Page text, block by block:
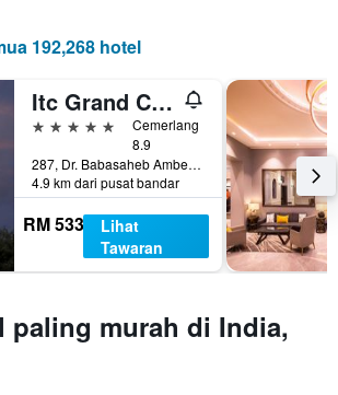
192,268 hotel
Itc Grand Central, A Luxury Collection Hotel, Mumbai
5 bintang
Cemerlang
8.9
287, Dr. Babasaheb Ambedkar Road, Mumbai, India
4.9 km dari pusat bandar
RM 533
Lihat
Tawaran
paling murah di India,